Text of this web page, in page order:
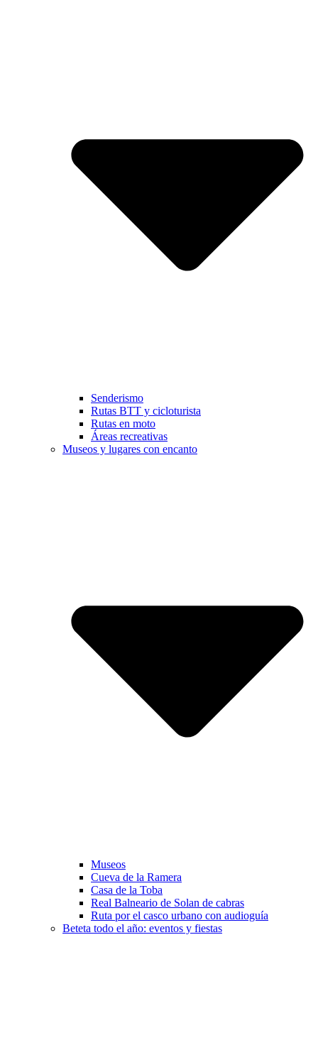
Senderismo
Rutas BTT y cicloturista
Rutas en moto
Áreas recreativas
Museos y lugares con encanto
Museos
Cueva de la Ramera
Casa de la Toba
Real Balneario de Solan de cabras
Ruta por el casco urbano con audioguía
Beteta todo el año: eventos y fiestas​